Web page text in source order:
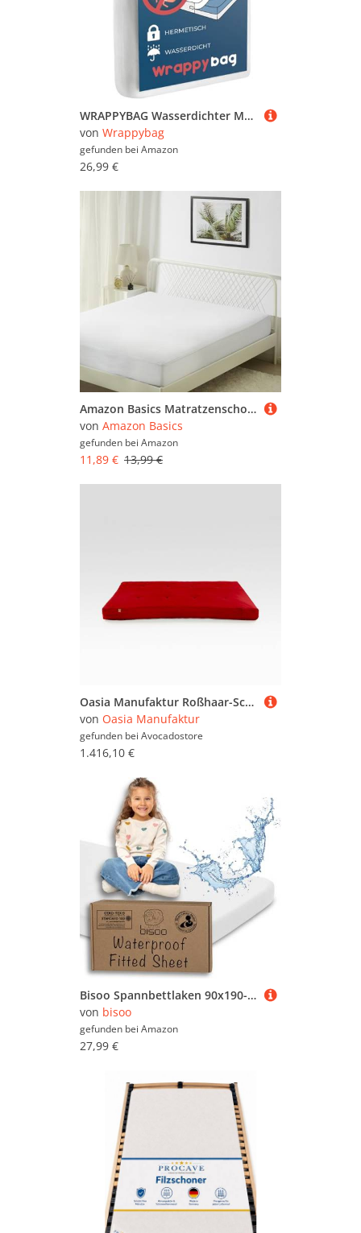
WRAPPYBAG Wasserdichter Matratzenschoner – Anti-Bettwanzen & Hausstaubmilben Matratzenbezug – Chemikalienfrei & Atmungsaktiv – 90x200x20 cm – Erhältlich in 15 Größen
von Wrappybag
gefunden bei Amazon
26,99 €
Amazon Basics Matratzenschoner - 45 cm Tiefe wasserdichte Geräuschlose Waschbare Matratzenauflage, 140 x 200 cm, Weiß
von Amazon Basics
gefunden bei Amazon
11,89 € 13,99 €
Oasia Manufaktur Roßhaar-Schurwoll-Baumwoll-Matratze (mittelfest)
von Oasia Manufaktur
gefunden bei Avocadostore
1.416,10 €
Bisoo Spannbettlaken 90x190-2in1 wasserdichte Bettlaken 90 x 190 Kinder - 2in1 Spannbetttuch Matratzenschoner für Kinderbett Juniorbett 100% Baumwolljersey Öko-Tex - 1 Stück Weiß 190x90 cm
von bisoo
gefunden bei Amazon
27,99 €